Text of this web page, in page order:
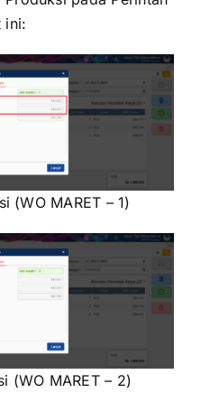
ini:
(WO MARET – 1)
(WO MARET – 2)